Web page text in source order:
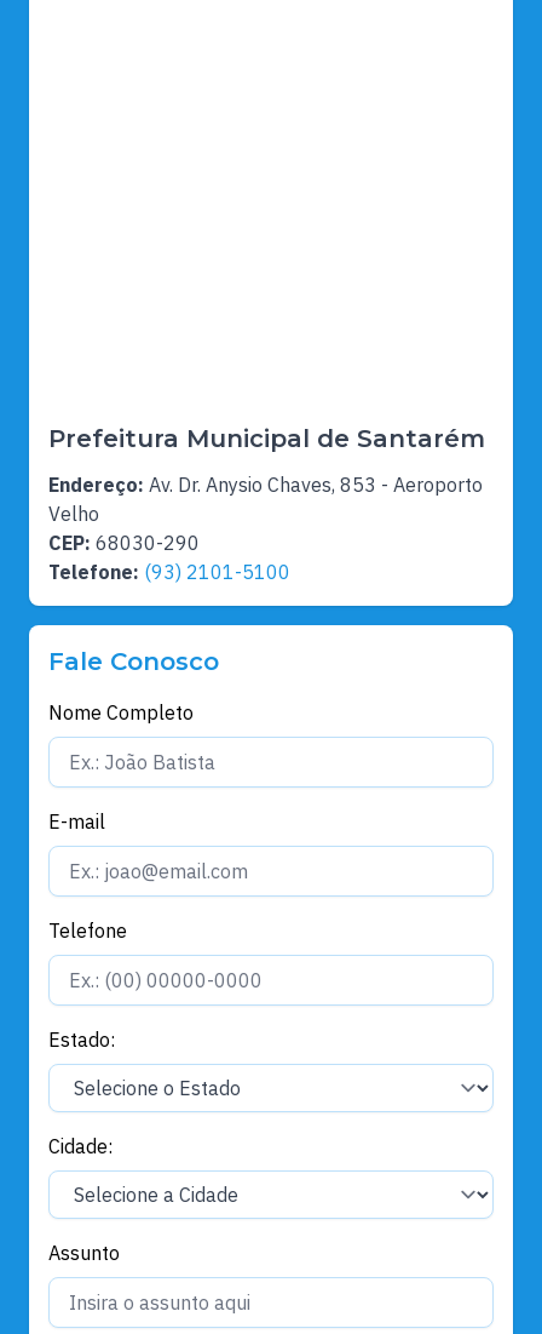
Prefeitura Municipal de Santarém
Endereço: Av. Dr. Anysio Chaves, 853 - Aeroporto
Velho
CEP: 68030-290
Telefone: (93) 2101-5100
Fale Conosco
Nome Completo
E-mail
Telefone
Estado:
Cidade:
Assunto